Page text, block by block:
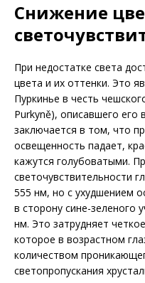
Снижение
При недостатке света
цвета и их оттенки. Это
Пуркинье в честь
Purkyně), описавшего его
заключается в том, что
освещенность падает,
кажутся голубоватыми.
светочувствительности
555 нм, но с ухудшением
в сторону сине-зеленого
нм. Это затрудняет
которое в возрастном
количеством
светопропускания